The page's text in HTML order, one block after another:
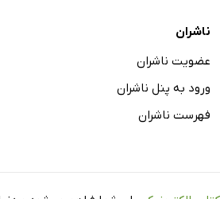
ناشران
عضویت ناشران
ورود به پنل ناشران
فهرست ناشران